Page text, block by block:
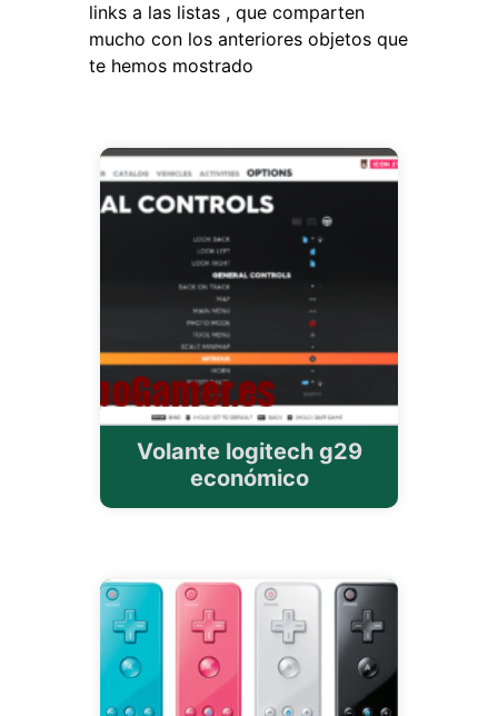
links a las listas , que comparten
mucho con los anteriores objetos que
te hemos mostrado
Volante logitech g29
económico